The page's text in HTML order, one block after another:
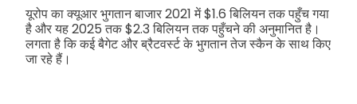
यूरोप का क्यूआर भुगतान बाजार 2021 में $1.6 बिलियन तक पहुँच गया
है और यह 2025 तक $2.3 बिलियन तक पहुँचने की अनुमानित है।
लगता है कि कई बैगेट और ब्रैटवर्स्ट के भुगतान तेज स्कैन के साथ किए
जा रहे हैं।